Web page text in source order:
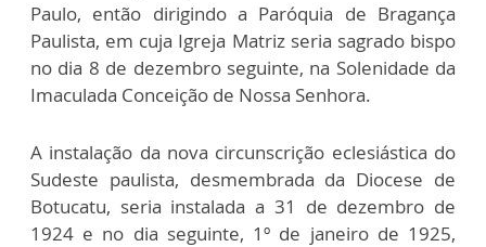
Paulo, então dirigindo a Paróquia de Bragança
Paulista, em cuja Igreja Matriz seria sagrado bispo
no dia 8 de dezembro seguinte, na Solenidade da
Imaculada Conceição de Nossa Senhora.
A instalação da nova circunscrição eclesiástica do
Sudeste paulista, desmembrada da Diocese de
Botucatu, seria instalada a 31 de dezembro de
1924 e no dia seguinte, 1º de janeiro de 1925,